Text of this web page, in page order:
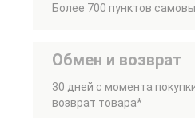
Более 700 пунктов
Обмен и возврат
30 дней с момента
возврат товара*